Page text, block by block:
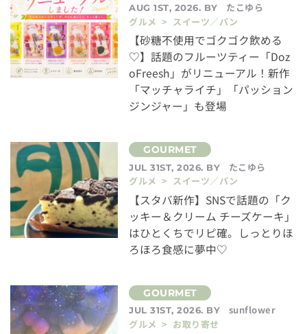
AUG 1ST, 2026. BY
たこゆら
グルメ > スイーツ／パン
【砂糖不使用でゴクゴク飲める
♡】話題のフルーツティー「Doz
oFreesh」がリニューアル！新作
「マッチャライチ」「パッション
ジンジャー」も登場
JUL 31ST, 2026. BY
たこゆら
グルメ > スイーツ／パン
【スタバ新作】SNSで話題の「ク
ッキー＆クリーム チーズケーキ」
はひとくちでリピ確。しっとりほ
ろほろ食感に夢中♡
JUL 31ST, 2026. BY
sunflower
グルメ > お取り寄せ